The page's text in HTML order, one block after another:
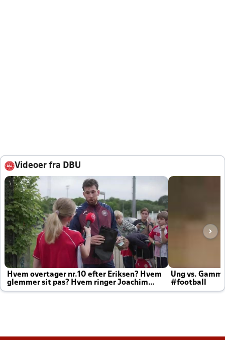
Videoer fra DBU
Hvem overtager nr.10 efter Eriksen? Hvem
glemmer sit pas? Hvem ringer Joachim
altid til efter kampe?
Ung vs.
#football